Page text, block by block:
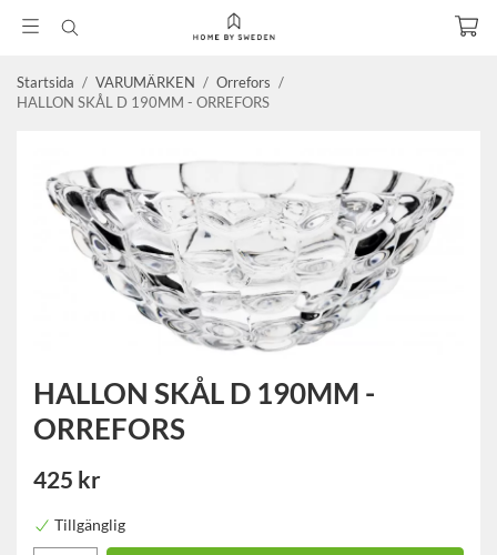
Startsida / VARUMÄRKEN / Orrefors /
HALLON SKÅL D 190MM - ORREFORS
HALLON SKÅL D 190MM -
ORREFORS
425 kr
Tillgänglig